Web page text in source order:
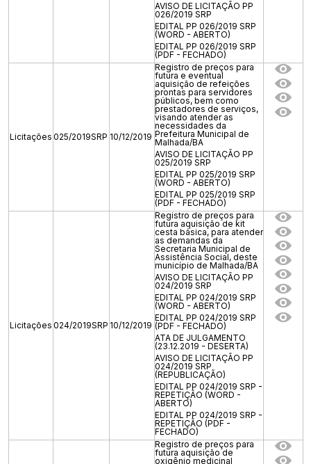
AVISO DE LICITAÇÃO PP
026/2019 SRP
EDITAL PP 026/2019 SRP
(WORD - ABERTO)
EDITAL PP 026/2019 SRP
(PDF - FECHADO)
Licitações 025/2019SRP 10/12/2019
Registro de preços para
futura e eventual
aquisição de refeições
prontas para servidores
públicos, bem como
prestadores de serviços,
visando atender as
necessidades da
Prefeitura Municipal de
Malhada/BA
AVISO DE LICITAÇÃO PP
025/2019 SRP
EDITAL PP 025/2019 SRP
(WORD - ABERTO)
EDITAL PP 025/2019 SRP
(PDF - FECHADO)
Licitações 024/2019SRP 10/12/2019
Registro de preços para
futura aquisição de kit
cesta básica, para atender
as demandas da
Secretaria Municipal de
Assistência Social, deste
município de Malhada/BA
AVISO DE LICITAÇÃO PP
024/2019 SRP
EDITAL PP 024/2019 SRP
(WORD - ABERTO)
EDITAL PP 024/2019 SRP
(PDF - FECHADO)
ATA DE JULGAMENTO
(23.12.2019 - DESERTA)
AVISO DE LICITAÇÃO PP
024/2019 SRP
(REPUBLICAÇÃO)
EDITAL PP 024/2019 SRP -
REPETIÇÃO (WORD -
ABERTO)
EDITAL PP 024/2019 SRP -
REPETIÇÃO (PDF -
FECHADO)
Registro de preços para
futura aquisição de
oxigênio medicinal